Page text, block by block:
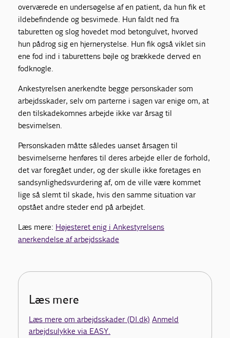
overværede en undersøgelse af en patient, da hun fik et
ildebefindende og besvimede. Hun faldt ned fra
taburetten og slog hovedet mod betongulvet, hvorved
hun pådrog sig en hjernerystelse. Hun fik også viklet sin
ene fod ind i taburettens bøjle og brækkede derved en
fodknogle.
Ankestyrelsen anerkendte begge personskader som
arbejdsskader, selv om parterne i sagen var enige om, at
den tilskadekomnes arbejde ikke var årsag til
besvimelsen.
Personskaden måtte således uanset årsagen til
besvimelserne henføres til deres arbejde eller de forhold,
det var foregået under, og der skulle ikke foretages en
sandsynlighedsvurdering af, om de ville være kommet
lige så slemt til skade, hvis den samme situation var
opstået andre steder end på arbejdet.
Læs mere: Højesteret enig i Ankestyrelsens
anerkendelse af arbejdsskade
Læs mere
Læs mere om arbejdsskader (DI.dk) Anmeld
arbejdsulykke via EASY.